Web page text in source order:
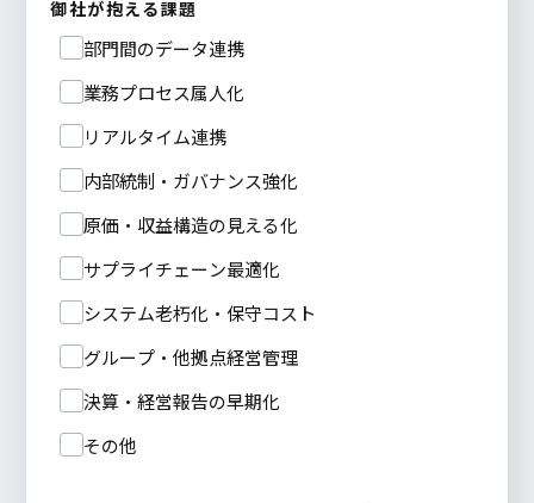
御社が抱える課題
部門間のデータ連携
業務プロセス属人化
リアルタイム連携
内部統制・ガバナンス強化
原価・収益構造の見える化
サプライチェーン最適化
システム老朽化・保守コスト
グループ・他拠点経営管理
決算・経営報告の早期化
その他